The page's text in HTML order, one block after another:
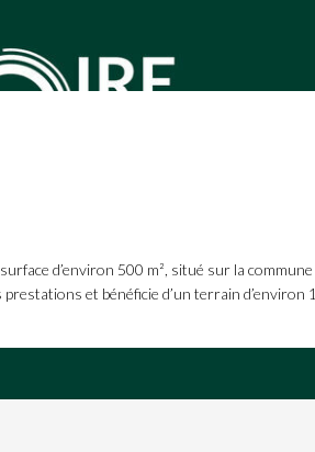
d’environ 500 m², situé sur la commune
et bénéficie d’un terrain d’environ 1